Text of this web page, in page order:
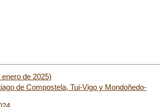
de 2025)
de Compostela, Tui-Vigo y Mondoñedo-